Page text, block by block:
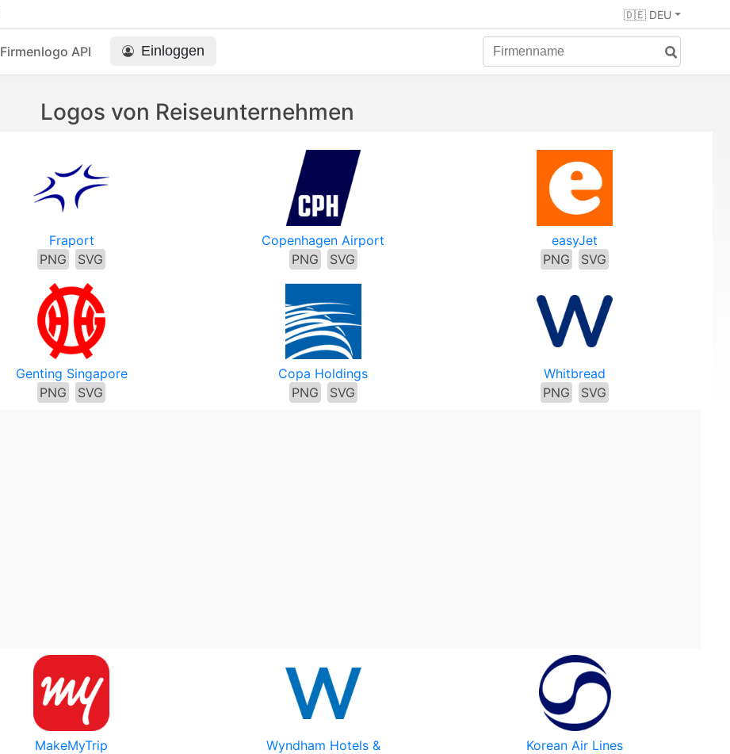
🇩🇪 DEU
Firmenlogo API Einloggen
Logos von Reiseunternehmen
Fraport
PNG
SVG
Copenhagen Airport
PNG
SVG
easyJet
PNG
SVG
Genting Singapore
PNG
SVG
Copa Holdings
PNG
SVG
Whitbread
PNG
SVG
MakeMyTrip
Wyndham Hotels &
Korean Air Lines